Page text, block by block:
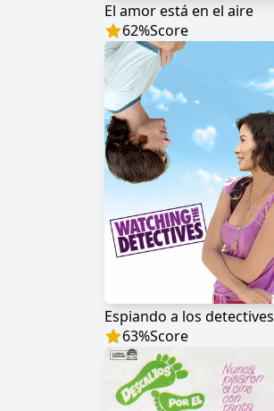
El amor está en el aire
62%Score
Espiando a los detectives
63%Score